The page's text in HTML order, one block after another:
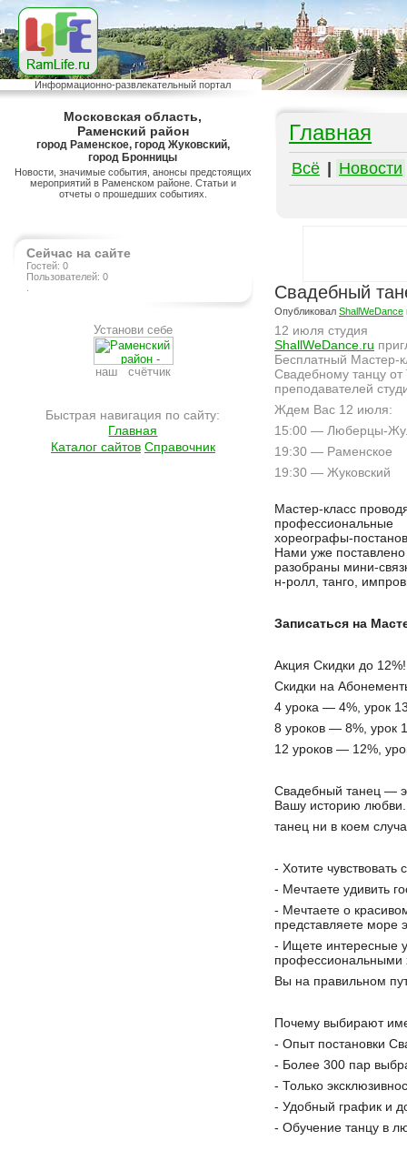
Информационно-развлекательный портал
Московская область,
Раменский район
город Раменское, город Жуковский,
город Бронницы
Новости, значимые события, анонсы предстоящих
мероприятий в Раменском районе. Статьи и
отчеты о прошедших событиях.
Сейчас на сайте
Гостей: 0
Пользователей: 0
Установи себе
наш счётчик
Быстрая навигация по сайту:
Главная
Каталог сайтов Справочник
Главная
Всё Новости
Свадебный
Опубликовал ShallWeDance
12 июля студия
ShallWeDance.ru
Бесплатный Мастер-
Свадебному танцу
преподавателей
Ждем Вас 12 июля:
15:00 — Люберцы-
19:30 — Раменское
19:30 — Жуковский
Мастер-класс
профессиональные
хореографы-
Нами уже
разобраны мини-
н-ролл, танго,
Записаться на
Акция Скидки до
Скидки на
4 урока — 4%, урок
8 уроков — 8%, урок
12 уроков — 12%,
Свадебный танец —
Вашу историю
танец ни в коем
- Хотите
- Мечтаете удивить
- Мечтаете о
представляете море
- Ищете интересные
профессиональными
Вы на правильном
Почему выбирают
- Опыт постановки
- Более 300 пар
- Только
- Удобный график и
- Обучение танцу в